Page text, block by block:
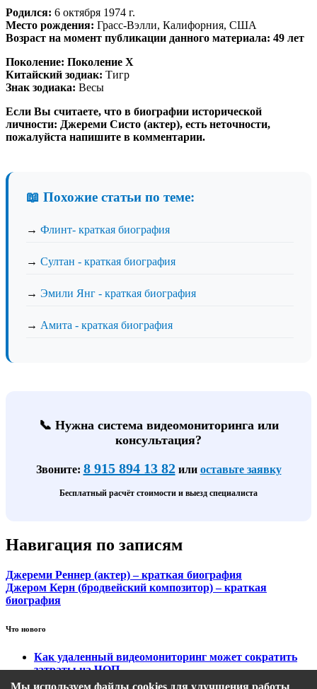
Родился: 6 октября 1974 г.
Место рождения: Грасс-Вэлли, Калифорния, США
Возраст на момент публикации данного материала: 49 лет
Поколение: Поколение X
Китайский зодиак: Тигр
Знак зодиака: Весы
Если Вы считаете, что в биографии исторической
личности: Джереми Систо (актер), есть неточности,
пожалуйста напишите в комментарии.
📖 Похожие статьи по теме:
→ Флинт- краткая биография
→ Султан - краткая биография
→ Эмили Янг - краткая биография
→ Амита - краткая биография
📞 Нужна система видеомониторинга или
консультация?
Звоните: 8 915 894 13 82или оставьте заявку
Бесплатный расчёт стоимости и выезд специалиста
Навигация по записям
Джереми Реннер (актер) – краткая биография
Джером Керн (бродвейский композитор) – краткая
биография
Что нового
Как удаленный видеомониторинг может сократить
затраты на ЧОП
Тарифы на охранный видеомониторинг
Мы используем файлы cookies для улучшения работы